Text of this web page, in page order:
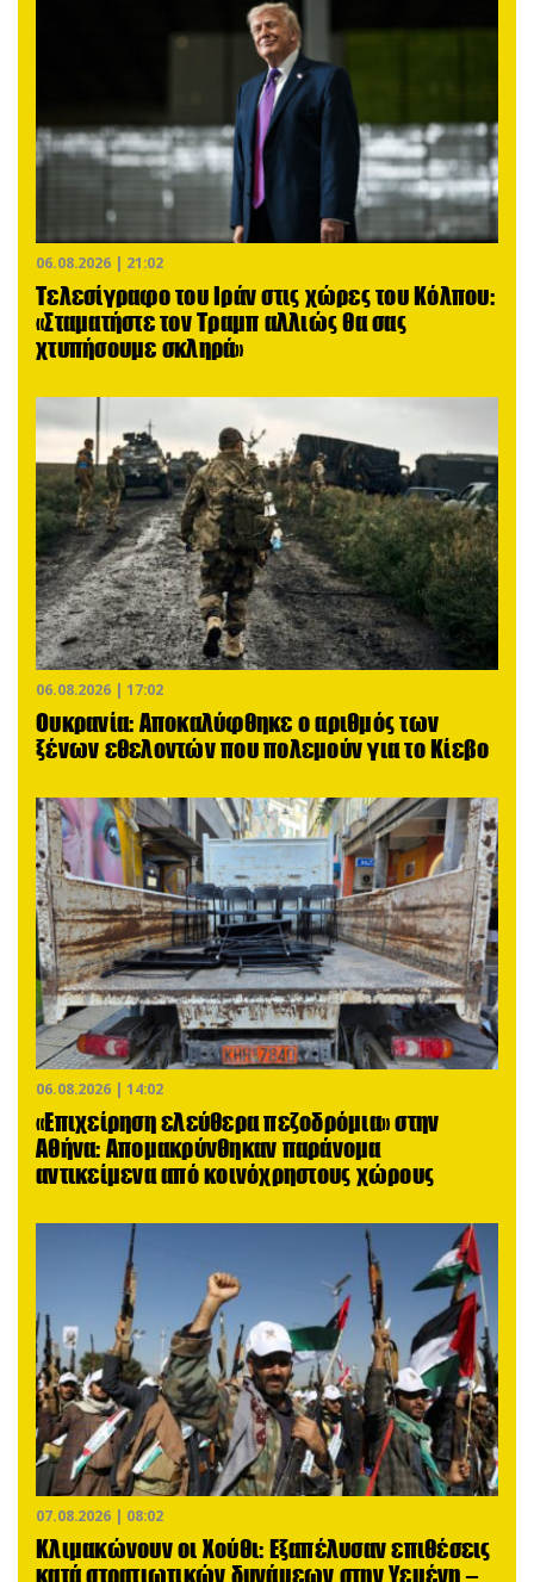
06.08.2026 | 21:02
Τελεσίγραφο του Ιράν στις χώρες του Κόλπου:
«Σταματήστε τον Τραμπ αλλιώς θα σας
χτυπήσουμε σκληρά»
06.08.2026 | 17:02
Ουκρανία: Αποκαλύφθηκε ο αριθμός των
ξένων εθελοντών που πολεμούν για το Κίεβο
06.08.2026 | 14:02
«Επιχείρηση ελεύθερα πεζοδρόμια» στην
Αθήνα: Απομακρύνθηκαν παράνομα
αντικείμενα από κοινόχρηστους χώρους
07.08.2026 | 08:02
Κλιμακώνουν οι Χούθι: Eξαπέλυσαν επιθέσεις
κατά στρατιωτικών δυνάμεων στην Υεμένη –